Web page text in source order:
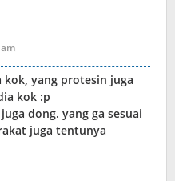
kok, yang protesin juga
kok :p
dong. yang ga sesuai
juga tentunya